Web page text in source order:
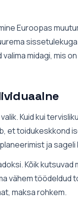
Euroopas
midagi, mis
Kuid kui
et toidukeskkond
ja
Kõik
vähem töödeldud
maksa rohkem.